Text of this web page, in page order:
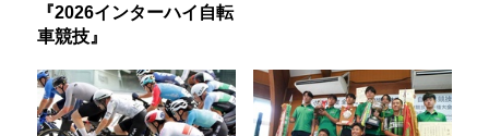
『2026インターハイ自転
車競技』